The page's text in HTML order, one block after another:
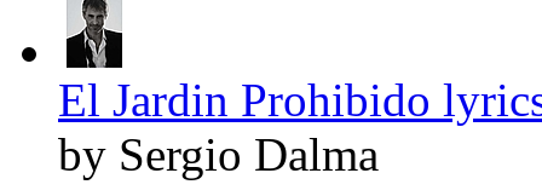
El Jardin Prohibido
by Sergio Dalma